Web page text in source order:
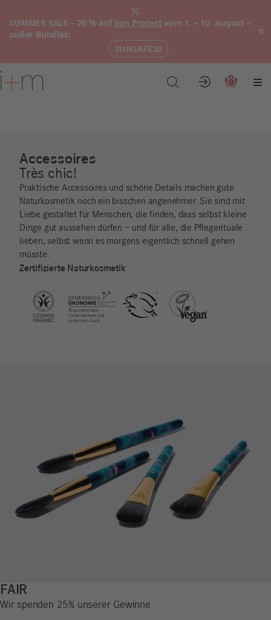
SUMMER SALE – 20 % auf Sun Protect vom 1. – 10. August –
außer Bundles:
SUNSAFE20
×
Zum
Hauptinhalt
Konto 0
Accessoires
Très chic!
Praktische Accessoires und schöne Details machen gute
Naturkosmetik noch ein bisschen angenehmer. Sie sind mit
Liebe gestaltet für Menschen, die finden, dass selbst kleine
Dinge gut aussehen dürfen – und für alle, die Pflegerituale
lieben, selbst wenn es morgens eigentlich schnell gehen
müsste.
Zertifizierte Naturkosmetik
FAIR
Wir spenden 25% unserer Gewinne